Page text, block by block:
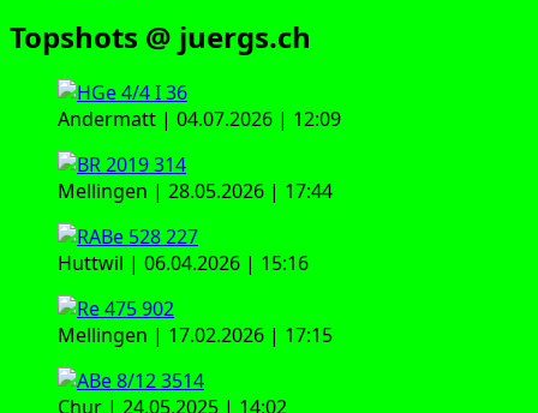
Topshots @ juergs.ch
Andermatt | 04.07.2026 | 12:09
Mellingen | 28.05.2026 | 17:44
Huttwil | 06.04.2026 | 15:16
Mellingen | 17.02.2026 | 17:15
Chur | 24.05.2025 | 14:02